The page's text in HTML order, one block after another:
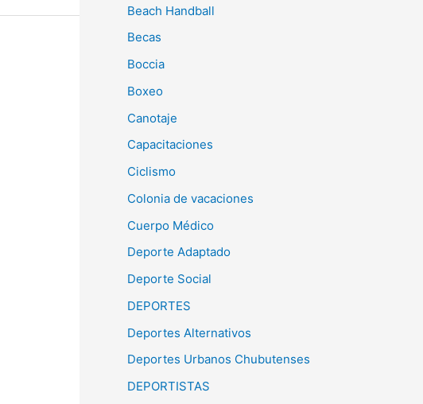
Beach Handball
Becas
Boccia
Boxeo
Canotaje
Capacitaciones
Ciclismo
Colonia de vacaciones
Cuerpo Médico
Deporte Adaptado
Deporte Social
DEPORTES
Deportes Alternativos
Deportes Urbanos Chubutenses
DEPORTISTAS